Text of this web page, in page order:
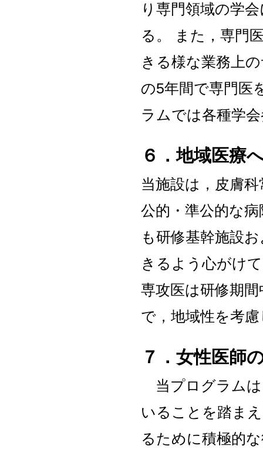
り専門領域の学
る。 また，専門
きる様な業務上
の5年間で専門医
ラムでは各種学
６．地域医療
当施設は，皮膚
公的・準公的な
も研修基幹施設
きるよう心がけ
専攻医は研修期
で，地域性を考
７．女性医師
当プログラムは
いることを踏ま
るために積極的